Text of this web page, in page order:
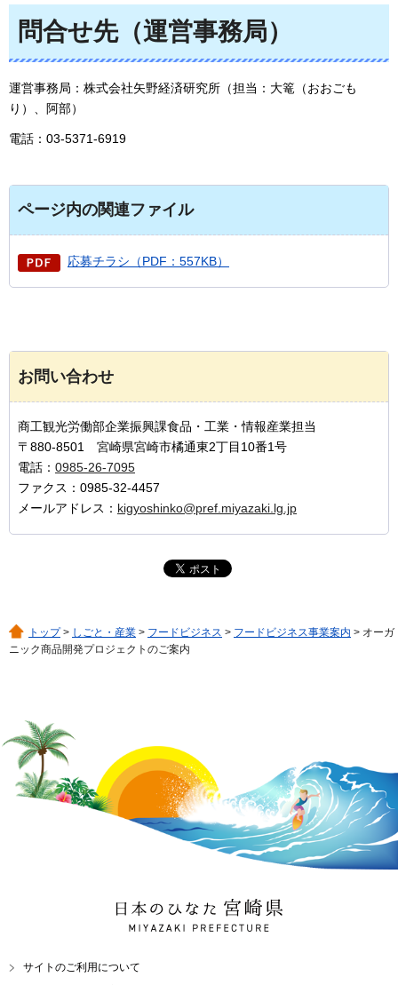
問合せ先（運営事務局）
運営事務局：株式会社矢野経済研究所（担当：大篭（おおごも
り）、阿部）
電話：03-5371-6919
ページ内の関連ファイル
応募チラシ（PDF：557KB）
お問い合わせ
商工観光労働部企業振興課食品・工業・情報産業担当
〒880-8501 宮崎県宮崎市橘通東2丁目10番1号
電話： 0985-26-7095
ファクス：0985-32-4457
メールアドレス： kigyoshinko@pref.miyazaki.lg.jp
トップ> しごと・産業 > フードビジネス > フードビジネス事業案内 > オーガ
ニック商品開発プロジェクトのご案内
日本のひなた 宮崎県
MIYAZAKI PREFECTURE
サイトのご利用について